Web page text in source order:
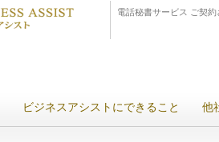
電話秘書サービス ご契
ビジネスアシストにできること 他